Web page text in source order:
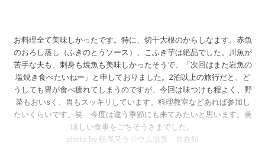
お料理全て美味しかったです。特に、切干大根のからしなます。赤魚
のおろし蒸し（ふきのとうソース）、こふき芋は絶品でした。川魚が
苦手な夫も、刺身も焼魚も美味しかったそうで、「次回はまた岩魚の
塩焼き食べたいねー」と申しておりました。2泊以上の旅行だと、ど
うしても胃が食べ疲れてしまうのですが、今回は味つけも程よく、野
菜もおいsく、胃もスッキリしています。料理教室などあれば参加し
たいくらいです。笑 今度は違う季節にも来てみたいと思います。美
味しい食事をごちそうさまでした。
photo by 栃尾又ラジウム温泉 自在館